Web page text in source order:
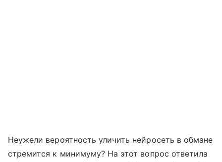
Неужели вероятность уличить нейросеть в обмане
стремится к минимуму? На этот вопрос ответила